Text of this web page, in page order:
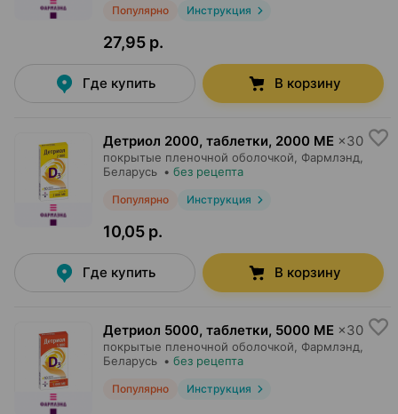
Популярно Инструкция
27,95 р.
Где купить В корзину
Детриол 2000, таблетки, 2000 МЕ ×30
покрытые пленочной оболочкой, Фармлэнд
Беларусь • без рецепта
Популярно Инструкция
10,05 р.
Где купить В корзину
Детриол 5000, таблетки, 5000 МЕ ×30
покрытые пленочной оболочкой, Фармлэнд
Беларусь • без рецепта
Популярно Инструкция